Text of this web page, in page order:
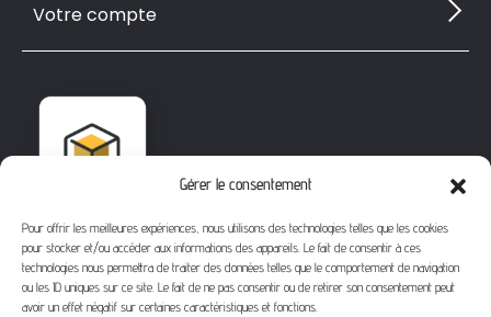
Gérer le consentement
Pour offrir les meilleures expériences, nous utilisons des technologies telles que les cookies
pour stocker et/ou accéder aux informations des appareils. Le fait de consentir à ces
technologies nous permettra de traiter des données telles que le comportement de navigation
ou les ID uniques sur ce site. Le fait de ne pas consentir ou de retirer son consentement peut
avoir un effet négatif sur certaines caractéristiques et fonctions.
Votre compte